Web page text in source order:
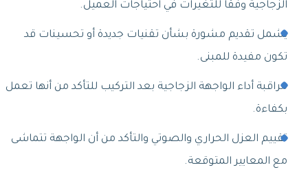
الزجاجية وفقًا للتغيرات في احتياجات العميل.
يشمل تقديم مشورة بشأن تقنيات جديدة أو تحسينات قد
تكون مفيدة للمبنى.
مراقبة أداء الواجهة الزجاجية بعد التركيب للتأكد من أنها تعمل
بكفاءة.
تقييم العزل الحراري والصوتي والتأكد من أن الواجهة تتماشى
مع المعايير المتوقعة.